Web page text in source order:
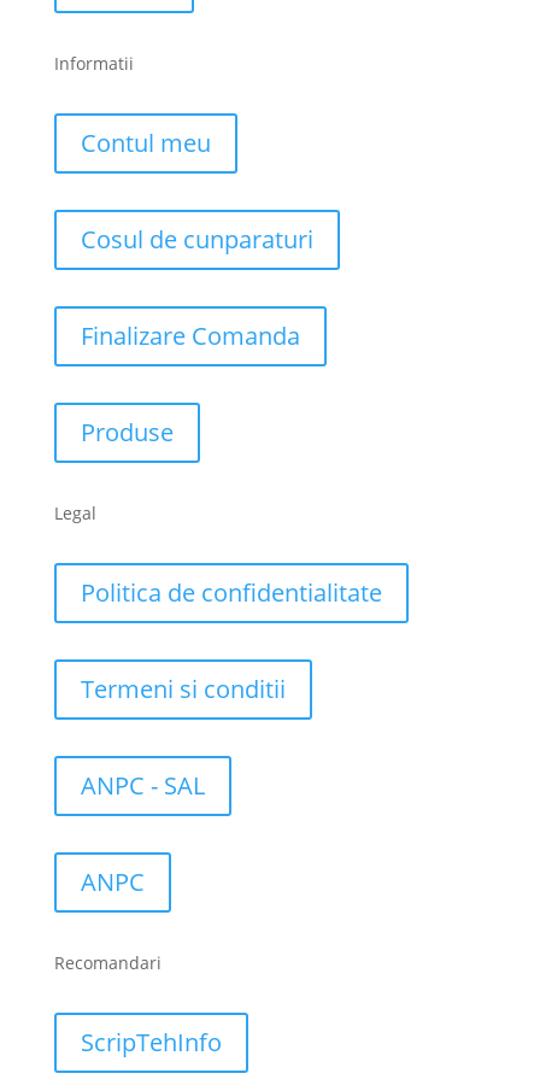
Informatii
Contul meu
Cosul de cunparaturi
Finalizare Comanda
Produse
Legal
Politica de confidentialitate
Termeni si conditii
ANPC - SAL
ANPC
Recomandari
ScripTehInfo